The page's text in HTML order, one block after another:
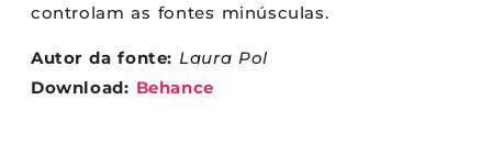
controlam as fontes minúsculas.
Autor da fonte: Laura Pol
Download: Behance